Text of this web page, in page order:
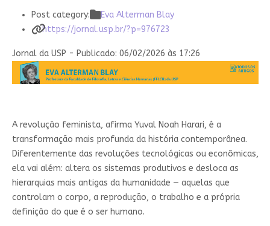
Post category:
Eva Alterman Blay
https://jornal.usp.br/?p=976723
Jornal da USP - Publicado: 06/02/2026 às 17:26
A revolução feminista, afirma Yuval Noah Harari, é a
transformação mais profunda da história contemporânea.
Diferentemente das revoluções tecnológicas ou econômicas,
ela vai além: altera os sistemas produtivos e desloca as
hierarquias mais antigas da humanidade — aquelas que
controlam o corpo, a reprodução, o trabalho e a própria
definição do que é o ser humano.